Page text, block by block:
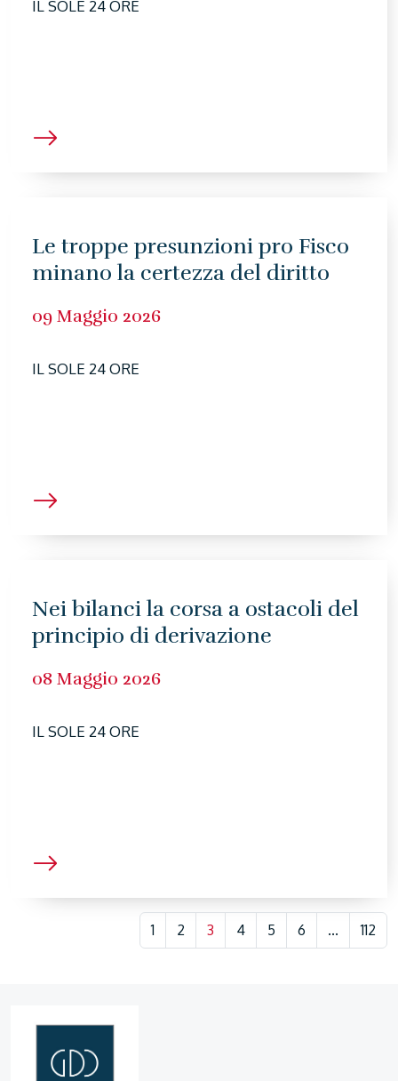
IL SOLE 24 ORE
Le troppe presunzioni pro Fisco
minano la certezza del diritto
09 Maggio 2026
IL SOLE 24 ORE
Nei bilanci la corsa a ostacoli del
principio di derivazione
08 Maggio 2026
IL SOLE 24 ORE
1 2 3 4 5 6 ... 112